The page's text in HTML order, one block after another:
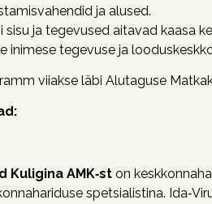
ja alused.
sisu ja tegevused aitavad kaasa
inimese tegevuse ja
viiakse läbi Alutaguse
Kuligina AMK‑st on
spetsialistina.